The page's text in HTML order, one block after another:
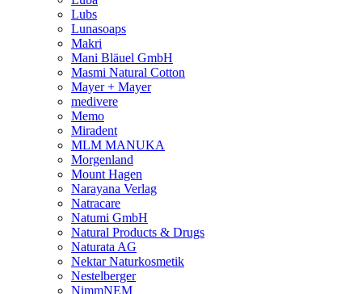
Lubs
Lunasoaps
Makri
Mani Bläuel GmbH
Masmi Natural Cotton
Mayer + Mayer
medivere
Memo
Miradent
MLM MANUKA
Morgenland
Mount Hagen
Narayana Verlag
Natracare
Natumi GmbH
Natural Products & Drugs
Naturata AG
Nektar Naturkosmetik
Nestelberger
NimmNEM